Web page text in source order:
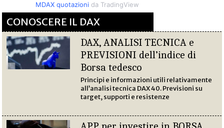
MDAX quotazionida TradingView
CONOSCERE IL DAX
DAX, ANALISI TECNICA e
PREVISIONI dell’indice di
Borsa tedesco
Principi e informazioni utili relativamente
all’analisi tecnica DAX 40. Previsioni su
target, supporti e resistenze